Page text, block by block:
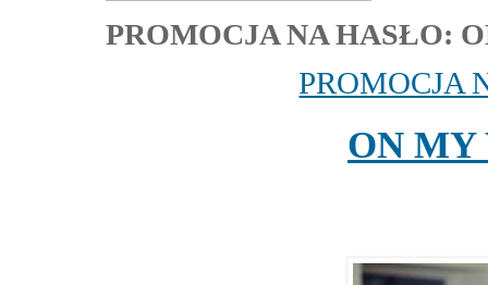
PROMOCJA NA HASŁO:
PROMOCJA
ON MY